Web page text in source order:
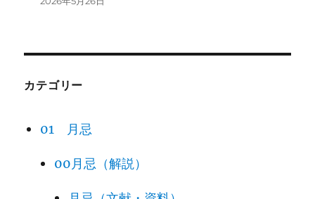
カテゴリー
01 月忌
00月忌（解説）